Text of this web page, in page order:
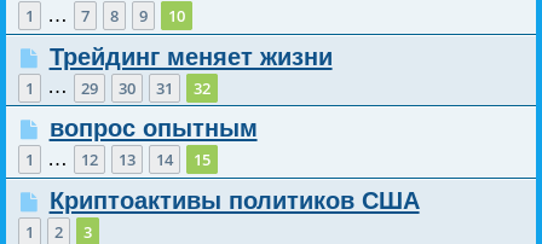
1 … 7 8 9 10
Трейдинг меняет жизни
1 … 29 30 31 32
вопрос опытным
1 … 12 13 14 15
Криптоактивы политиков США
1 2 3